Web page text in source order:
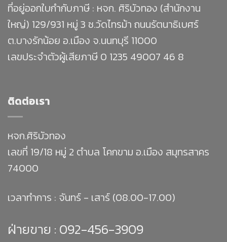
ที่อยู่ออกใบกำกับภาษี : หจก. ศิริบัวทอง (สำนักงาน
ใหญ่) 129/931 หมู่ 3 ซ.วัดไทรม้า ถนนรัตนาธิเบศร์
ต.บางรักน้อย อ.เมือง จ.นนทบุรี 11000
เลขประจำตัวผู้เสียภาษี 0 1235 49007 46 8
ติดต่อเรา
หจก.ศิริบัวทอง
เลขที่ 19/18 หมู่ 2 ตำบล โคกขาม อ.เมือง สมุทรสาคร
74000
เวลาทำการ : จันทร์ - เสาร์ (08.00-17.00)
ฝ่ายขาย : 092-456-3909